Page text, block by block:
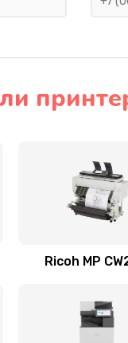
Ricoh MP